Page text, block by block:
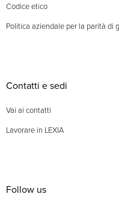
Codice etico
Politica aziendale per la parità di
Contatti e sedi
Vai ai contatti
Lavorare in LEXIA
Follow us